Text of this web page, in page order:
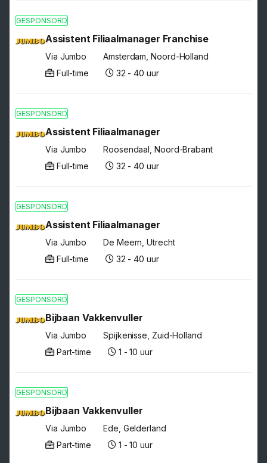
GESPONSORD
Assistent Filiaalmanager Franchise
Via Jumbo
Amsterdam, Noord-Holland
Full-time
32 - 40 uur
GESPONSORD
Assistent Filiaalmanager
Via Jumbo
Roosendaal, Noord-Brabant
Full-time
32 - 40 uur
GESPONSORD
Assistent Filiaalmanager
Via Jumbo
De Meern, Utrecht
Full-time
32 - 40 uur
GESPONSORD
Bijbaan Vakkenvuller
Via Jumbo
Spijkenisse, Zuid-Holland
Part-time
1 - 10 uur
GESPONSORD
Bijbaan Vakkenvuller
Via Jumbo
Ede, Gelderland
Part-time
1 - 10 uur